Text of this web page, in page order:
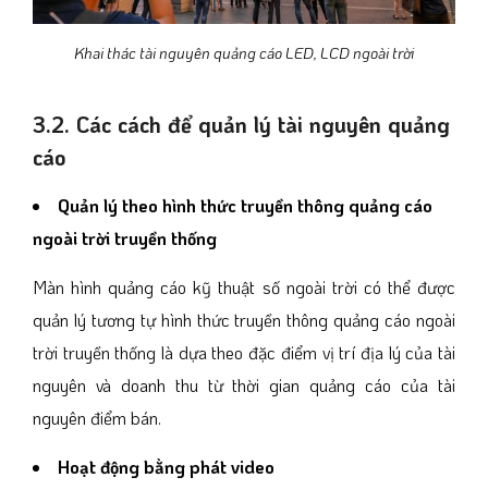
Khai thác tài nguyên quảng cáo LED, LCD ngoài trời
3.2. Các cách để quản lý tài nguyên quảng
cáo
Quản lý theo hình thức truyền thông quảng cáo
ngoài trời truyền thống
Màn hình quảng cáo kỹ thuật số ngoài trời có thể được
quản lý tương tự hình thức truyền thông quảng cáo ngoài
trời truyền thống là dựa theo đặc điểm vị trí địa lý của tài
nguyên và doanh thu từ thời gian quảng cáo của tài
nguyên điểm bán.
Hoạt động bằng phát video